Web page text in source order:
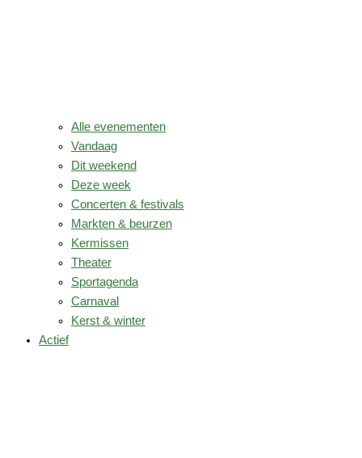
Alle evenementen
Vandaag
Dit weekend
Deze week
Concerten & festivals
Markten & beurzen
Kermissen
Theater
Sportagenda
Carnaval
Kerst & winter
Actief